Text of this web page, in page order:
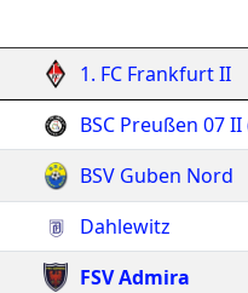
1. FC Frankfurt II
BSC Preußen 07 II
BSV Guben Nord
Dahlewitz
FSV Admira